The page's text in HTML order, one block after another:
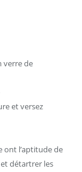
verre de
et versez
ont l’aptitude de
détartrer les